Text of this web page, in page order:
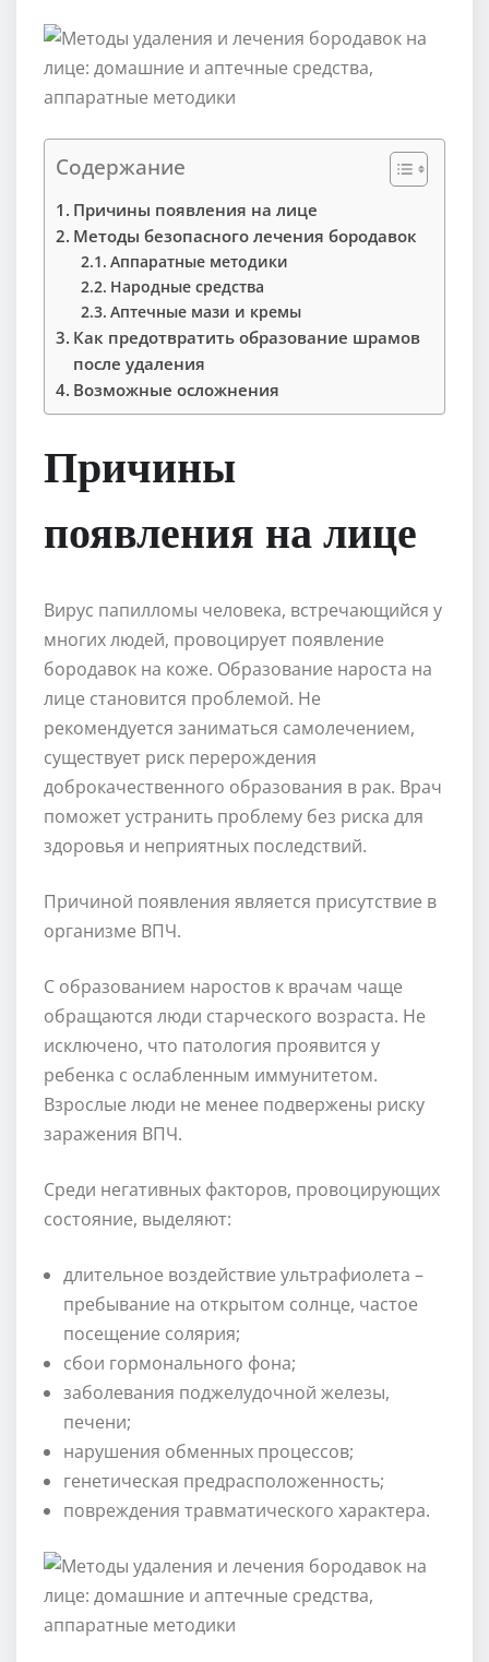
Содержание
Причины появления на лице
Методы безопасного лечения бородавок
Аппаратные методики
Народные средства
Аптечные мази и кремы
Как предотвратить образование шрамов
после удаления
Возможные осложнения
Причины
появления на лице
Вирус папилломы человека, встречающийся у
многих людей, провоцирует появление
бородавок на коже. Образование нароста на
лице становится проблемой. Не
рекомендуется заниматься самолечением,
существует риск перерождения
доброкачественного образования в рак. Врач
поможет устранить проблему без риска для
здоровья и неприятных последствий.
Причиной появления является присутствие в
организме ВПЧ.
С образованием наростов к врачам чаще
обращаются люди старческого возраста. Не
исключено, что патология проявится у
ребенка с ослабленным иммунитетом.
Взрослые люди не менее подвержены риску
заражения ВПЧ.
Среди негативных факторов, провоцирующих
состояние, выделяют:
длительное воздействие ультрафиолета –
пребывание на открытом солнце, частое
посещение солярия;
сбои гормонального фона;
заболевания поджелудочной железы,
печени;
нарушения обменных процессов;
генетическая предрасположенность;
повреждения травматического характера.